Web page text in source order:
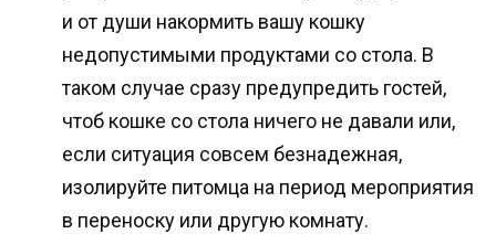
и от души накормить вашу кошку
недопустимыми продуктами со стола. В
таком случае сразу предупредить гостей,
чтоб кошке со стола ничего не давали или,
если ситуация совсем безнадежная,
изолируйте питомца на период мероприятия
в переноску или другую комнату.